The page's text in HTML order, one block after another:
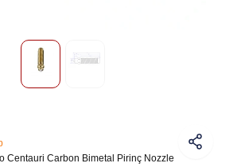
Centauri Carbon Bimetal Pirinç Nozzle